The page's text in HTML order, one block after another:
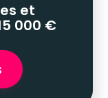
et
000 €